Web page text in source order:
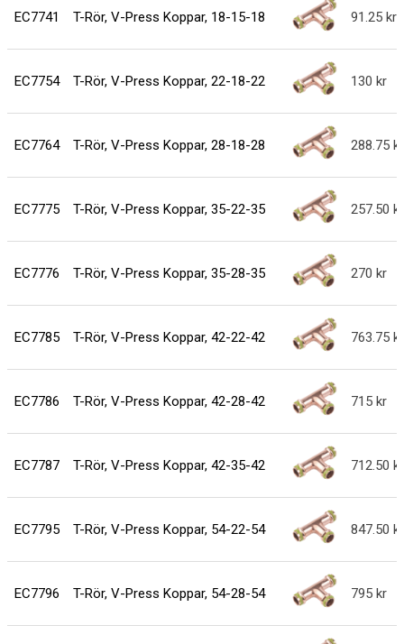
EC7741 T-Rör, V-Press Koppar, 18-15-18 91.25
EC7754 T-Rör, V-Press Koppar, 22-18-22 130
EC7764 T-Rör, V-Press Koppar, 28-18-28 288.75
EC7775 T-Rör, V-Press Koppar, 35-22-35 257.50
EC7776 T-Rör, V-Press Koppar, 35-28-35 270
EC7785 T-Rör, V-Press Koppar, 42-22-42 763.75
EC7786 T-Rör, V-Press Koppar, 42-28-42 715
EC7787 T-Rör, V-Press Koppar, 42-35-42 712.50
EC7795 T-Rör, V-Press Koppar, 54-22-54 847.50
EC7796 T-Rör, V-Press Koppar, 54-28-54 795